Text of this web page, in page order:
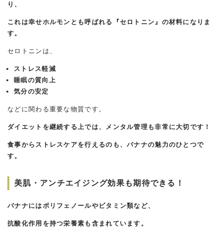
り、
これは幸せホルモンとも呼ばれる『セロトニン』の材料になりま
す。
セロトニンは、
ストレス軽減
睡眠の質向上
気分の安定
などに関わる重要な物質です。
ダイエットを継続する上では、メンタル管理も非常に大切です！
食事からストレスケアを行えるのも、バナナの魅力のひとつで
す。
美肌・アンチエイジング効果も期待できる！
バナナにはポリフェノールやビタミン類など、
抗酸化作用を持つ栄養素も含まれています。